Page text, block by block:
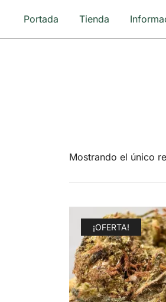
contenido
Portada Tienda
Mostrando el único
¡OFERTA!